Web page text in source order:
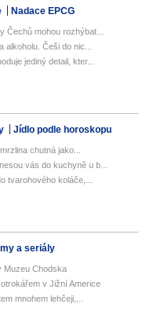
Nadace EPCG
Čechů mohou rozhýbat...
Češi do nic...
jediný detail, kter...
Jídlo podle horoskopu
chutná jako...
vás do kuchyně u b...
tvarohového koláče,...
a seriály
Muzeu Chodska
v Jižní Americe
mnohem lehčeji,...